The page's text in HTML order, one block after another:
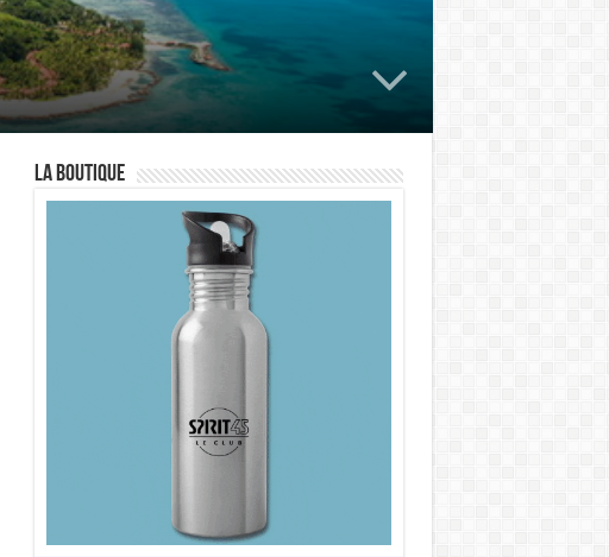
La Boutique